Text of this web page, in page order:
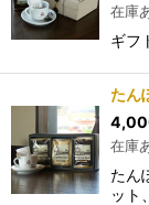
在庫
ギフ
たん
在庫
たん
ット